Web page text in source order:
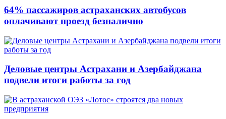
64% пассажиров астраханских автобусов
оплачивают проезд безналично
Деловые центры Астрахани и Азербайджана
подвели итоги работы за год